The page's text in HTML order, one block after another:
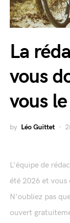
La
vous
vous
by Léo Guittet
L'équipe de
été 2026 et vous
N'oubliez pas
ouvert